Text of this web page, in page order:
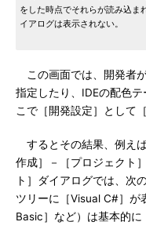
をした時点でそれらが読み込ま
イアログは表示されない。
この画面では、開発者
指定したり、IDEの配色
こで［開発設定］として
するとその結果、例え
作成］－［プロジェクト
ト］ダイアログでは、次
ツリーに［Visual C#］が
Basic］など）は基本的